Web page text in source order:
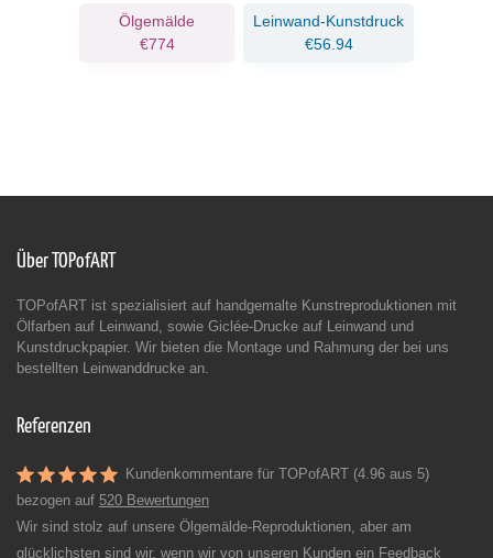
Ölgemälde
€774
Leinwand-Kunstdruck
€56.94
Über TOPofART
TOPofART ist spezialisiert auf handgemalte Kunstreproduktionen mit
Ölfarben auf Leinwand, sowie Giclée-Drucke auf Leinwand und
Kunstdruckpapier. Wir bieten die Montage und Rahmung der bei uns
bestellten Leinwanddrucke an.
Referenzen
Kundenkommentare für TOPofART (4.96 aus 5)
bezogen auf 520 Bewertungen
Wir sind stolz auf unsere Ölgemälde-Reproduktionen, aber am
glücklichsten sind wir, wenn wir von unseren Kunden ein Feedback